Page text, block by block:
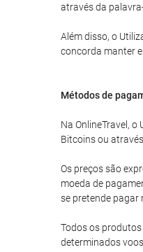
através da
Além disso, o
concorda manter
Métodos de
Na OnlineTravel, o
Bitcoins ou
Os preços são
moeda de
se pretende pagar
Todos os
determinados